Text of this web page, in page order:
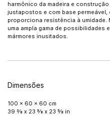
harmônico da madeira e
justapostos e com base permeável,
proporciona resistência à umidade.
uma ampla gama de possibilidades
mármores inusitados.
Dimensões
100 x 60 x 60 cm
39 3⁄8 x 23 5⁄8 x 23 5⁄8 in